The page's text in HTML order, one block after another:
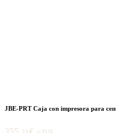
JBE-PRT Caja con impresora para